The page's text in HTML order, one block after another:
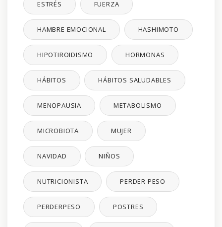
ESTRÉS FUERZA
HAMBRE EMOCIONAL HASHIMOTO
HIPOTIROIDISMO HORMONAS
HÁBITOS HÁBITOS SALUDABLES
MENOPAUSIA METABOLISMO
MICROBIOTA MUJER
NAVIDAD NIÑOS
NUTRICIONISTA PERDER PESO
PERDERPESO POSTRES